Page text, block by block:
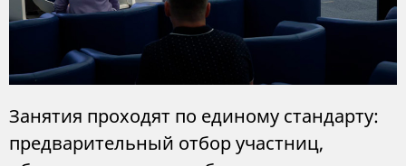
Занятия проходят по единому стандарту:
предварительный отбор участниц,